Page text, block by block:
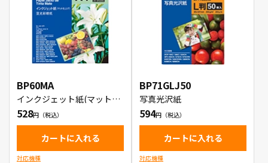
BP60MA
インクジェット紙(マット仕
上げ)
528
カートに入れる
対応機種
BP71GLJ50
写真光沢紙
594
カートに入れる
対応機種